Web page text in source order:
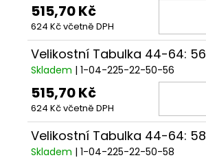
515,70 Kč
624 Kč včetně DPH
Velikostní Tabulka 44-64: 56
Skladem | 1-04-225-22-50-56
515,70 Kč
624 Kč včetně DPH
Velikostní Tabulka 44-64: 58
Skladem | 1-04-225-22-50-58